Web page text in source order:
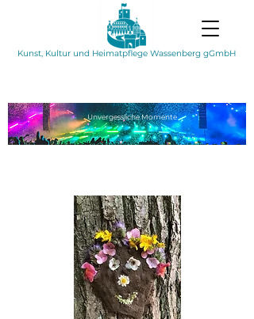
Kunst, Kultur und Heimatpflege Wassenberg gGmbH
UnvergesslicheMomente